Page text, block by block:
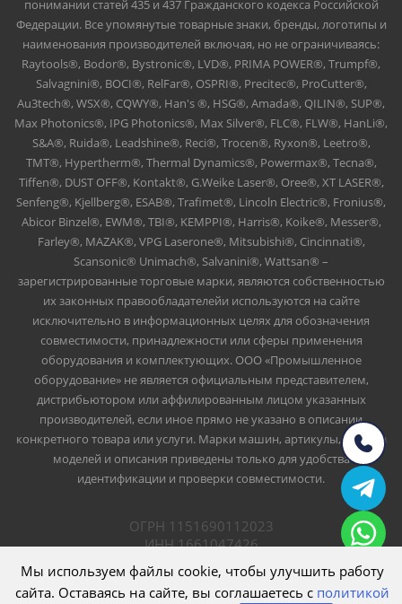
понимании статей 435 и 437 Гражданского кодекса Российской
Федерации. Все упомянутые товарные знаки, бренды, логотипы и
наименования производителей включая, но не ограничиваясь:
Raytools®, Bodor®, Bystronic®, LVD®, PRIMA POWER®, Trumpf®,
Salvagnini®, BOCI®, RelFar®, OSPRI®, Precitec®, ProCutter®,
Au3tech®, WSX®, CQWY®, Han's ®, HSG®, Amada®, QILIN®, SUP®,
Max Photonics®, IPG Photonics®, Max Silver®, FLC®, FLW®, HanLi®,
S&A®, Ruida®, Leadshine®, Reci®, Trocen®, Ryxon®, Leetro®,
TMT®, Hypertherm®, Thermal Dynamics®, Powermax®, Tecna®,
Tiffen®, DUST OFF®, Kontakt®, G.Weike Laser®, Oree®, XT LASER®,
Senfeng®, Kjellberg®, ESAB®, Trafimet®, Lincoln Electric®, Fronius®,
Abicor Binzel®, EWM®, TBI®, KEMPPI®, Harris®, Koike®, Messer®,
Farley®, MAZAK®, VPG Laserone®, Mitsubishi®, Cincinnati®,
Scansonic® Unimach®, Salvanini®, Wattsan® –
зарегистрированные торговые марки, являются собственностью
их законных правообладателейи используются на сайте
исключительно в информационных целях для обозначения
совместимости, принадлежности или сферы применения
оборудования и комплектующих. ООО «Промышленное
оборудование» не является официальным представителем,
дистрибьютором или аффилированным лицом указанных
производителей, если иное прямо не указано в описании
конкретного товара или услуги. Марки машин, артикулы, номера
моделей и описания приведены только для удобства
идентификации и проверки совместимости.
ОГРН 1151690112023
ИНН 1661047426
ООО Промышленное оборудование
Мы используем файлы cookie, чтобы улучшить работу
сайта. Оставаясь на сайте, вы соглашаетесь с политикой